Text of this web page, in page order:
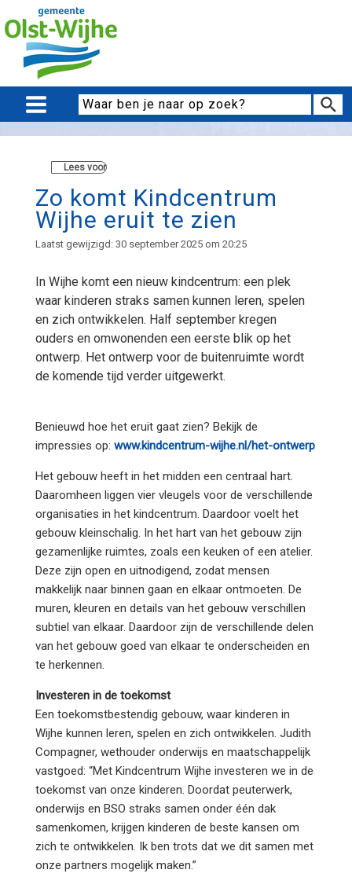
Lees voor
Zo komt Kindcentrum
Wijhe eruit te zien
Laatst gewijzigd: 30 september 2025 om 20:25
In Wijhe komt een nieuw kindcentrum: een plek
waar kinderen straks samen kunnen leren, spelen
en zich ontwikkelen. Half september kregen
ouders en omwonenden een eerste blik op het
ontwerp. Het ontwerp voor de buitenruimte wordt
de komende tijd verder uitgewerkt.
Benieuwd hoe het eruit gaat zien? Bekijk de
impressies op: www.kindcentrum-wijhe.nl/het-ontwerp
Het gebouw heeft in het midden een centraal hart.
Daaromheen liggen vier vleugels voor de verschillende
organisaties in het kindcentrum. Daardoor voelt het
gebouw kleinschalig. In het hart van het gebouw zijn
gezamenlijke ruimtes, zoals een keuken of een atelier.
Deze zijn open en uitnodigend, zodat mensen
makkelijk naar binnen gaan en elkaar ontmoeten. De
muren, kleuren en details van het gebouw verschillen
subtiel van elkaar. Daardoor zijn de verschillende delen
van het gebouw goed van elkaar te onderscheiden en
te herkennen.
Investeren in de toekomst
Een toekomstbestendig gebouw, waar kinderen in
Wijhe kunnen leren, spelen en zich ontwikkelen. Judith
Compagner, wethouder onderwijs en maatschappelijk
vastgoed: “Met Kindcentrum Wijhe investeren we in de
toekomst van onze kinderen. Doordat peuterwerk,
onderwijs en BSO straks samen onder één dak
samenkomen, krijgen kinderen de beste kansen om
zich te ontwikkelen. Ik ben trots dat we dit samen met
onze partners mogelijk maken.”